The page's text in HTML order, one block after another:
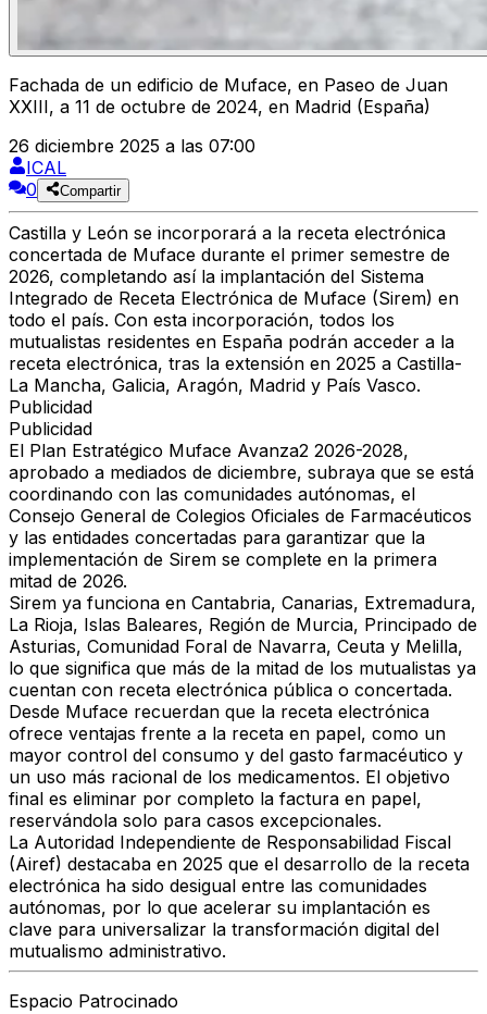
Fachada de un edificio de Muface, en Paseo de Juan
XXIII, a 11 de octubre de 2024, en Madrid (España)
26 diciembre 2025 a las 07:00
ICAL
0
Compartir
Castilla y León se incorporará a la receta electrónica
concertada de Muface durante el primer semestre de
2026, completando así la implantación del Sistema
Integrado de Receta Electrónica de Muface (Sirem) en
todo el país. Con esta incorporación, todos los
mutualistas residentes en España podrán acceder a la
receta electrónica, tras la extensión en 2025 a Castilla-
La Mancha, Galicia, Aragón, Madrid y País Vasco.
Publicidad
Publicidad
El Plan Estratégico Muface Avanza2 2026-2028,
aprobado a mediados de diciembre, subraya que se está
coordinando con las comunidades autónomas, el
Consejo General de Colegios Oficiales de Farmacéuticos
y las entidades concertadas para garantizar que la
implementación de Sirem se complete en la primera
mitad de 2026.
Sirem ya funciona en Cantabria, Canarias, Extremadura,
La Rioja, Islas Baleares, Región de Murcia, Principado de
Asturias, Comunidad Foral de Navarra, Ceuta y Melilla,
lo que significa que más de la mitad de los mutualistas ya
cuentan con receta electrónica pública o concertada.
Desde Muface recuerdan que la receta electrónica
ofrece ventajas frente a la receta en papel, como un
mayor control del consumo y del gasto farmacéutico y
un uso más racional de los medicamentos. El objetivo
final es eliminar por completo la factura en papel,
reservándola solo para casos excepcionales.
La Autoridad Independiente de Responsabilidad Fiscal
(Airef) destacaba en 2025 que el desarrollo de la receta
electrónica ha sido desigual entre las comunidades
autónomas, por lo que acelerar su implantación es
clave para universalizar la transformación digital del
mutualismo administrativo.
Espacio Patrocinado